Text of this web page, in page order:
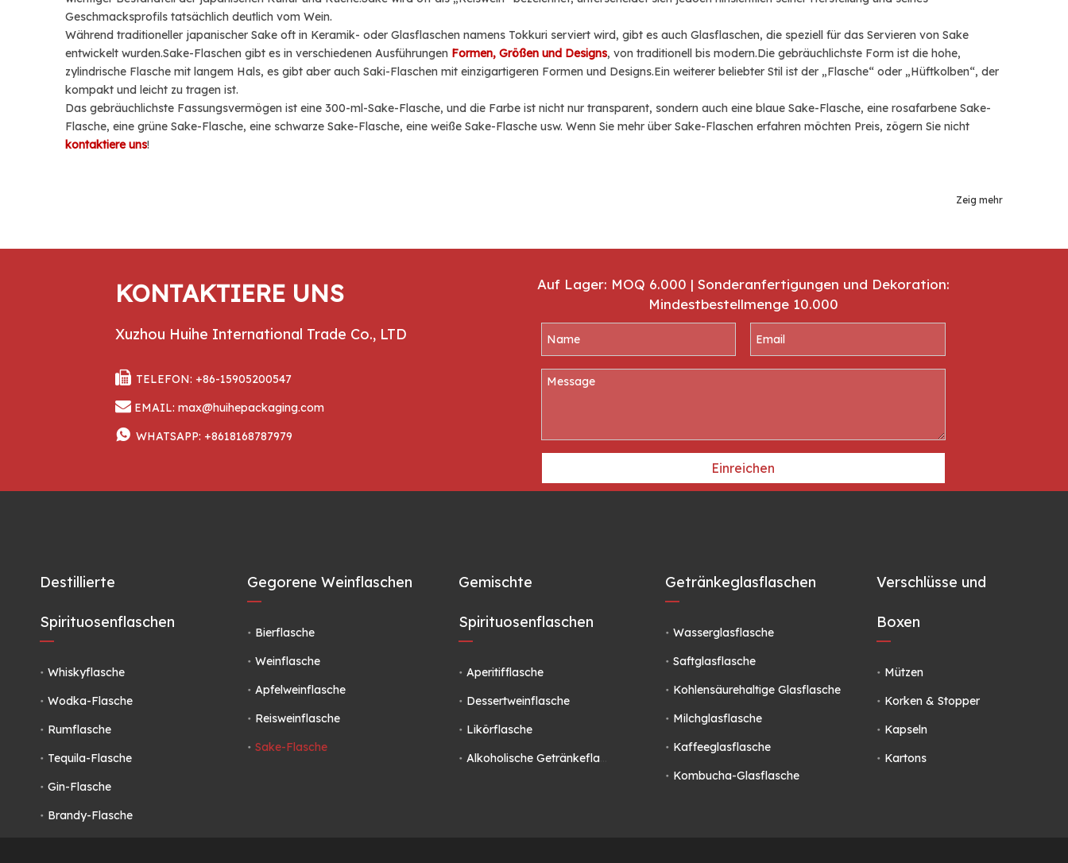
Geschmacksprofils tatsächlich deutlich vom Wein.
Während traditioneller japanischer Sake oft in Keramik- oder Glasflaschen namens Tokkuri serviert wird, gibt es auch Glasflaschen, die speziell für das Servieren von Sake
entwickelt wurden.Sake-Flaschen gibt es in verschiedenen Ausführungen Formen, Größen und Designs, von traditionell bis modern.Die gebräuchlichste Form ist die hohe,
zylindrische Flasche mit langem Hals, es gibt aber auch Saki-Flaschen mit einzigartigeren Formen und Designs.Ein weiterer beliebter Stil ist der „Flasche“ oder „Hüftkolben“, der
kompakt und leicht zu tragen ist.
Das gebräuchlichste Fassungsvermögen ist eine 300-ml-Sake-Flasche, und die Farbe ist nicht nur transparent, sondern auch eine blaue Sake-Flasche, eine rosafarbene Sake-
Flasche, eine grüne Sake-Flasche, eine schwarze Sake-Flasche, eine weiße Sake-Flasche usw. Wenn Sie mehr über Sake-Flaschen erfahren möchten Preis, zögern Sie nicht
kontaktiere uns!
Zeig mehr
KONTAKTIERE UNS
Xuzhou Huihe International Trade Co., LTD
 TELEFON: +86-15905200547
 EMAIL:max@huihepackaging.com
 WHATSAPP: +8618168787979
Auf Lager: MOQ 6.000 | Sonderanfertigungen und Dekoration:
Mindestbestellmenge 10.000
Einreichen
Destillierte
Spirituosenflaschen
Whiskyflasche
Wodka-Flasche
Rumflasche
Tequila-Flasche
Gin-Flasche
Brandy-Flasche
Gegorene Weinflaschen
Bierflasche
Weinflasche
Apfelweinflasche
Reisweinflasche
Sake-Flasche
Gemischte
Spirituosenflaschen
Aperitifflasche
Dessertweinflasche
Likörflasche
Alkoholische Getränkeflasche
Getränkeglasflaschen
Wasserglasflasche
Saftglasflasche
Kohlensäurehaltige Glasflasche
Milchglasflasche
Kaffeeglasflasche
Kombucha-Glasflasche
Verschlüsse und
Boxen
Mützen
Korken & Stopper
Kapseln
Kartons